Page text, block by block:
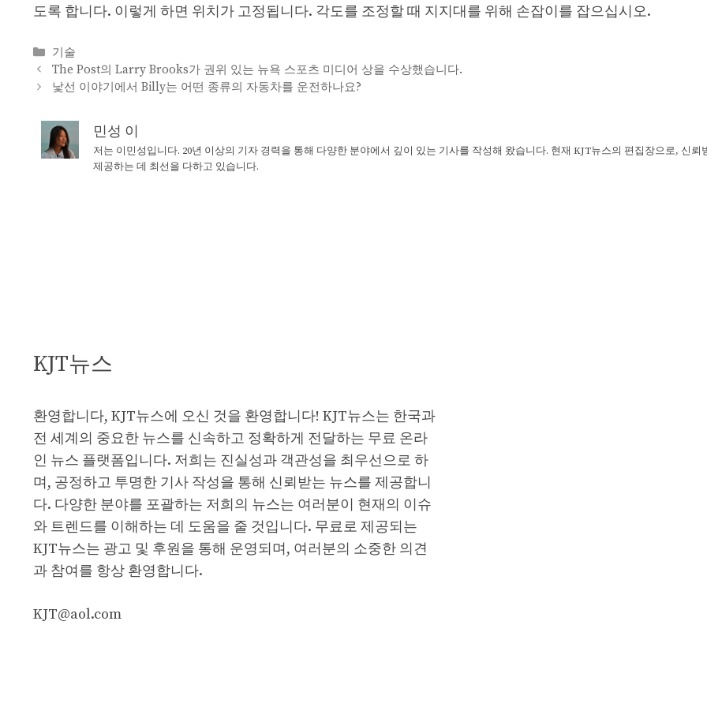
도록 합니다. 이렇게 하면 위치가 고정됩니다. 각도를 조정할 때 지지대를 위해 손잡이를 잡으십시오.
Categories
기술
The Post의 Larry Brooks가 권위 있는 뉴욕 스포츠 미디어 상을 수상했습니다.
낯선 이야기에서 Billy는 어떤 종류의 자동차를 운전하나요?
민성 이
저는 이민성입니다. 20년 이상의 기자 경력을 통해 다양한 분야에서 깊이 있는 기사를 작성해 왔습니다. 현재 KJT뉴스의 편집장으로, 신뢰
제공하는 데 최선을 다하고 있습니다.
KJT뉴스
환영합니다, KJT뉴스에 오신 것을 환영합니다! KJT뉴스는 한국과
전 세계의 중요한 뉴스를 신속하고 정확하게 전달하는 무료 온라
인 뉴스 플랫폼입니다. 저희는 진실성과 객관성을 최우선으로 하
며, 공정하고 투명한 기사 작성을 통해 신뢰받는 뉴스를 제공합니
다. 다양한 분야를 포괄하는 저희의 뉴스는 여러분이 현재의 이슈
와 트렌드를 이해하는 데 도움을 줄 것입니다. 무료로 제공되는
KJT뉴스는 광고 및 후원을 통해 운영되며, 여러분의 소중한 의견
과 참여를 항상 환영합니다.
KJT@aol.com